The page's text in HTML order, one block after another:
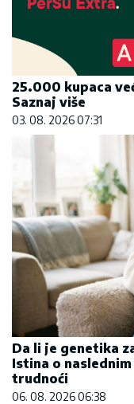
25.000 kupaca
Saznaj više
03. 08. 2026 07:31
Da li je genetika
Istina o
trudnoći
06. 08. 2026 06:38